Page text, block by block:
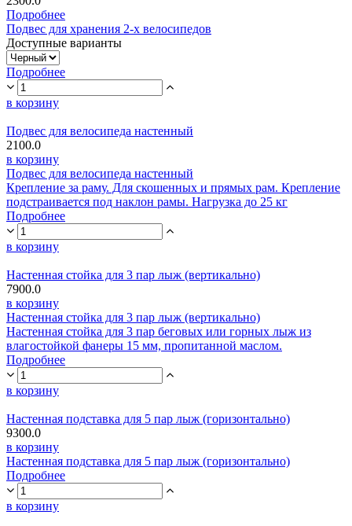
Подробнее
Подвес для хранения 2-х велосипедов
Доступные варианты
Подробнее
в корзину
Подвес для велосипеда настенный
2100.0
в корзину
Подвес для велосипеда настенный
Крепление за раму. Для скошенных и прямых рам. Крепление
подстраивается под наклон рамы. Нагрузка до 25 кг
Подробнее
в корзину
Настенная стойка для 3 пар лыж (вертикально)
7900.0
в корзину
Настенная стойка для 3 пар лыж (вертикально)
Настенная стойка для 3 пар беговых или горных лыж из
влагостойкой фанеры 15 мм, пропитанной маслом.
Подробнее
в корзину
Настенная подставка для 5 пар лыж (горизонтально)
9300.0
в корзину
Настенная подставка для 5 пар лыж (горизонтально)
Подробнее
в корзину